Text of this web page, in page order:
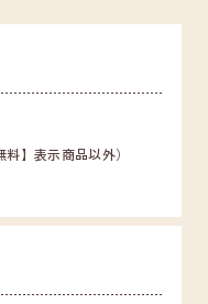
】表示商品以外）